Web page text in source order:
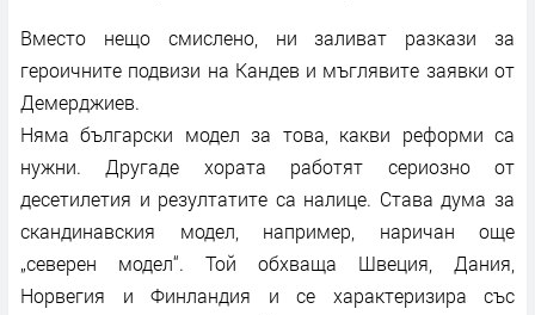
Вместо нещо смислено, ни заливат разкази за
героичните подвизи на Кандев и мъглявите заявки от
Демерджиев.
Няма български модел за това, какви реформи са
нужни. Другаде хората работят сериозно от
десетилетия и резултатите са налице. Става дума за
скандинавския модел, например, наричан още
„северен модел“. Той обхваща Швеция, Дания,
Норвегия и Финландия и се характеризира със